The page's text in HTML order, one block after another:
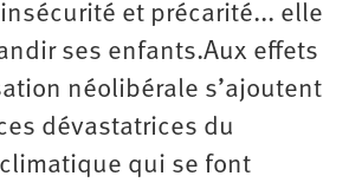
et précarité... elle
ses enfants.Aux effets
néolibérale s’ajoutent
dévastatrices du
qui se font